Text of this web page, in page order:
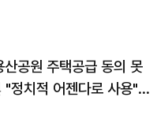
공원 주택공급 동의 못
정치적 어젠다로 사용"